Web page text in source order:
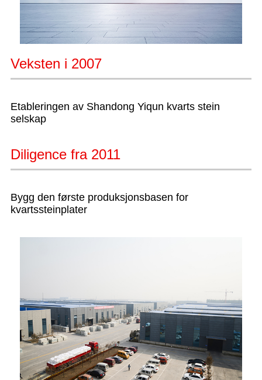
Veksten i 2007
Etableringen av Shandong Yiqun kvarts stein
selskap
Diligence fra 2011
Bygg den første produksjonsbasen for
kvartssteinplater